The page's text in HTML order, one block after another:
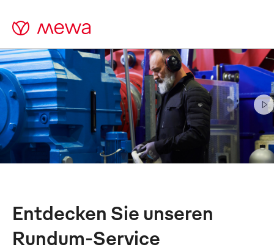
Berufsbekleidung &
Putztücher imRundum-
Service
Aus Prinzip nachhaltig
Entdecken Sie unseren
Rundum-Service